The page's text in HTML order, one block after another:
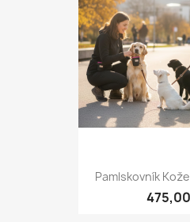
Pamlskovník